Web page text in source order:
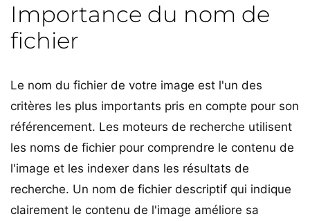
Importance du nom de
fichier
Le nom du fichier de votre image est l'un des
critères les plus importants pris en compte pour son
référencement. Les moteurs de recherche utilisent
les noms de fichier pour comprendre le contenu de
l'image et les indexer dans les résultats de
recherche. Un nom de fichier descriptif qui indique
clairement le contenu de l'image améliore sa